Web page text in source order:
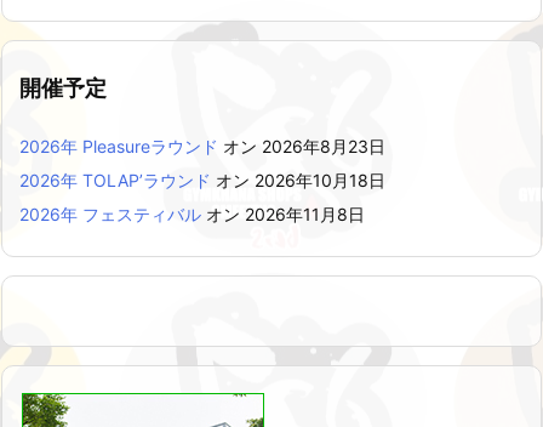
開催予定
2026年 Pleasureラウンド オン 2026年8月23日
2026年 TOLAP’ラウンド オン 2026年10月18日
2026年 フェスティバル オン 2026年11月8日